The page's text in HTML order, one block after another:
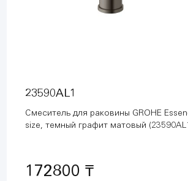
23590AL1
Смеситель для раковины GROHE
size, темный графит матовый
172800 ₸